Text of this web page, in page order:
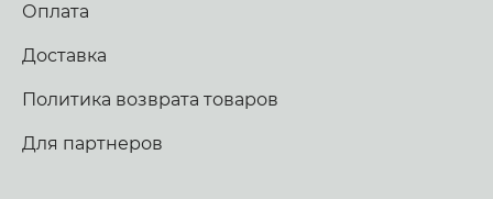
Оплата
Доставка
Политика возврата товаров
Для партнеров